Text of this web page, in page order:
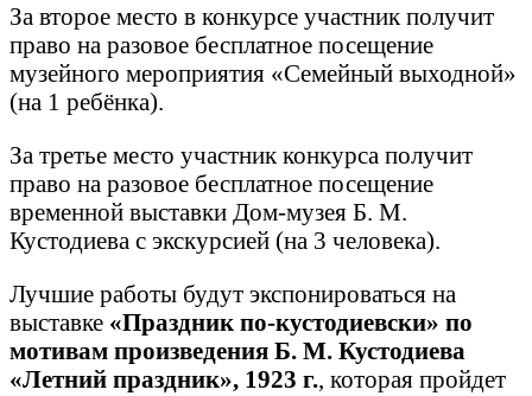
За второе место в конкурсе участник получит
право на разовое бесплатное посещение
музейного мероприятия «Семейный выходной»
(на 1 ребёнка).
За третье место участник конкурса получит
право на разовое бесплатное посещение
временной выставки Дом-музея Б. М.
Кустодиева с экскурсией (на 3 человека).
Лучшие работы будут экспонироваться на
выставке «Праздник по-кустодиевски» по
мотивам произведения Б. М. Кустодиева
«Летний праздник», 1923 г. , которая пройдет